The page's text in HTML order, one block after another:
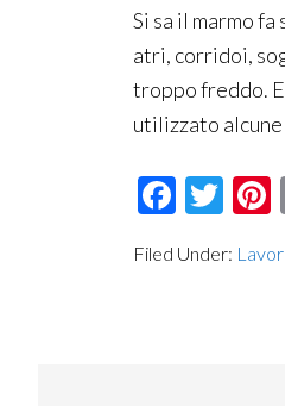
Si sa il marmo
atri, corridoi,
troppo freddo.
utilizzato
Filed Under: